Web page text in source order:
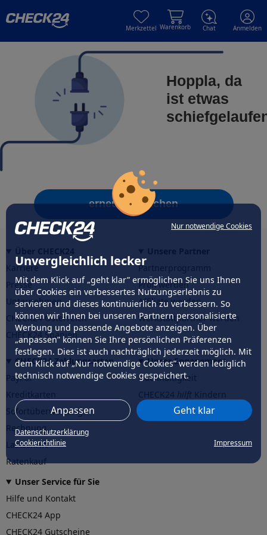
Nur notwendige Cookies
Unvergleichlich lecker
Mit dem Klick auf „geht klar” ermöglichen Sie uns Ihnen
über Cookies ein verbessertes Nutzungserlebnis zu
servieren und dieses kontinuierlich zu verbessern. So
können wir Ihnen bei unseren Partnern personalisierte
Werbung und passende Angebote anzeigen. Über
„anpassen” können Sie Ihre persönlichen Präferenzen
festlegen. Dies ist auch nachträglich jederzeit möglich. Mit
dem Klick auf „Nur notwendige Cookies” werden lediglich
technisch notwendige Cookies gespeichert.
Anpassen Geht klar
Datenschutzerklärung
Cookierichtlinie
Impressum
Merkzettel Warenkorb Chat Anmelden
Hoppla, da
ist etwas
erneut versuchen
Karriere
Presse
Unternehmen
CHECK24 Österreich
CHECK24 Spanien
Partnerprogramm
Profi werden
Affiliate werden
Werkstattpartner werden
CHECK24 Zahlungsarten
PayPal
Sofortüberweisung
Rechnung
Lastschrift
Ratenkauf
Unser Engagement
Nachhaltigkeit
CHECK24hilftder Natur
Unser Service für Sie
Hilfe und Kontakt
CHECK24 App
CHECK24 Gutscheine